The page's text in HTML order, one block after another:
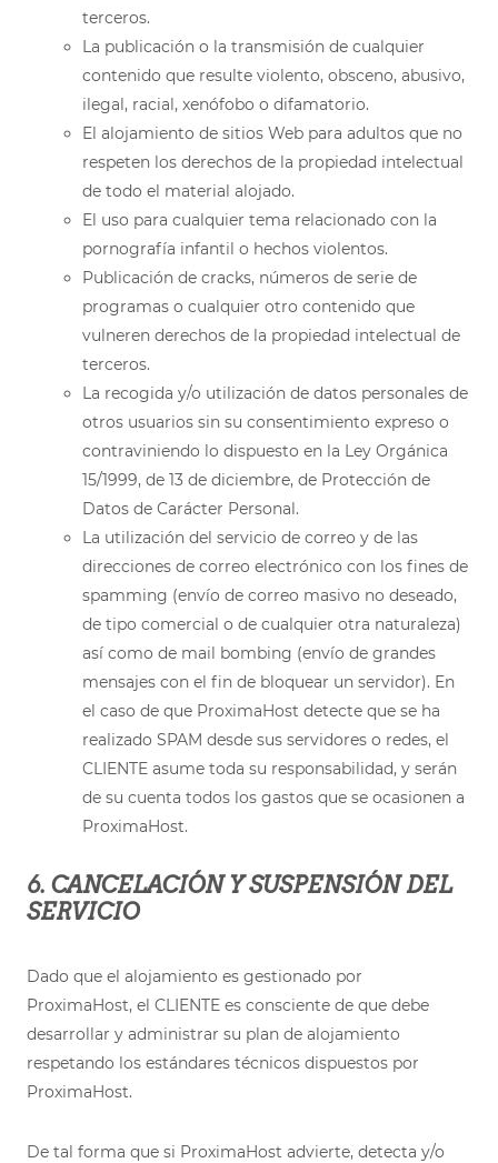
terceros.
La publicación o la transmisión de cualquier
contenido que resulte violento, obsceno, abusivo,
ilegal, racial, xenófobo o difamatorio.
El alojamiento de sitios Web para adultos que no
respeten los derechos de la propiedad intelectual
de todo el material alojado.
El uso para cualquier tema relacionado con la
pornografía infantil o hechos violentos.
Publicación de cracks, números de serie de
programas o cualquier otro contenido que
vulneren derechos de la propiedad intelectual de
terceros.
La recogida y/o utilización de datos personales de
otros usuarios sin su consentimiento expreso o
contraviniendo lo dispuesto en la Ley Orgánica
15/1999, de 13 de diciembre, de Protección de
Datos de Carácter Personal.
La utilización del servicio de correo y de las
direcciones de correo electrónico con los fines de
spamming (envío de correo masivo no deseado,
de tipo comercial o de cualquier otra naturaleza)
así como de mail bombing (envío de grandes
mensajes con el fin de bloquear un servidor). En
el caso de que ProximaHost detecte que se ha
realizado SPAM desde sus servidores o redes, el
CLIENTE asume toda su responsabilidad, y serán
de su cuenta todos los gastos que se ocasionen a
ProximaHost.
6. CANCELACIÓN Y SUSPENSIÓN DEL
SERVICIO
Dado que el alojamiento es gestionado por
ProximaHost, el CLIENTE es consciente de que debe
desarrollar y administrar su plan de alojamiento
respetando los estándares técnicos dispuestos por
ProximaHost.
De tal forma que si ProximaHost advierte, detecta y/o